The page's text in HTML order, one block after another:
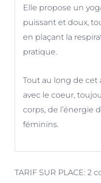
Elle propose un
puissant et doux,
en plaçant la
pratique.
Tout au long de cet
avec le coeur,
corps, de l’énergie
féminins.
TARIF SUR PLACE: 2